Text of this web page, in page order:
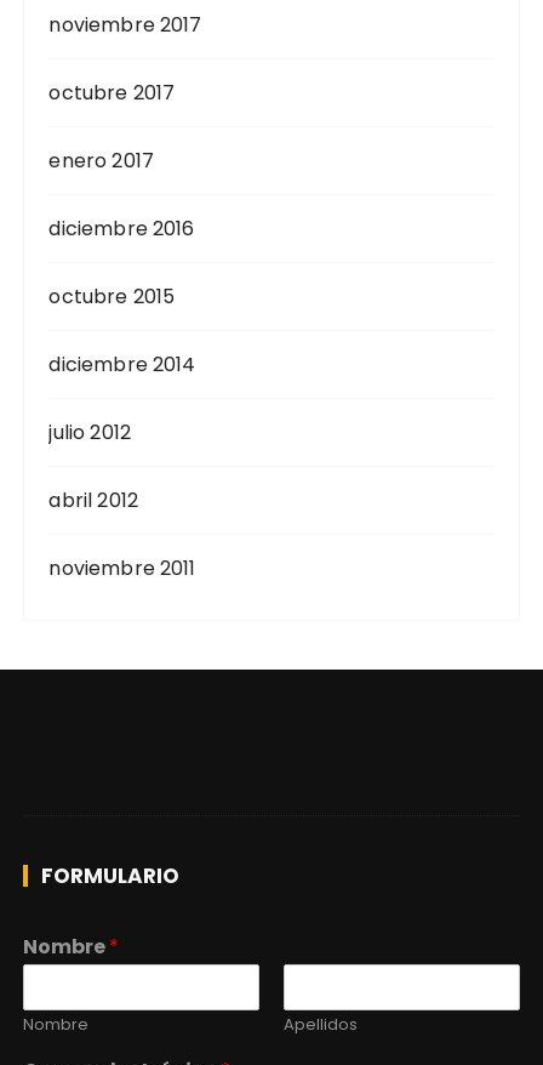
noviembre 2017
octubre 2017
enero 2017
diciembre 2016
octubre 2015
diciembre 2014
julio 2012
abril 2012
noviembre 2011
FORMULARIO
Nombre*
Nombre Apellidos